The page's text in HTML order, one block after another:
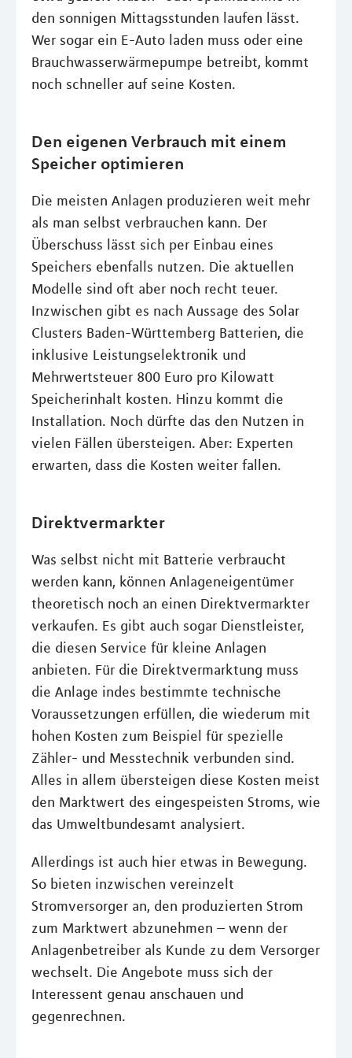
den sonnigen Mittagsstunden laufen lässt.
Wer sogar ein E-Auto laden muss oder eine
Brauchwasserwärmepumpe betreibt, kommt
noch schneller auf seine Kosten.
Den eigenen Verbrauch mit einem
Speicher optimieren
Die meisten Anlagen produzieren weit mehr
als man selbst verbrauchen kann. Der
Überschuss lässt sich per Einbau eines
Speichers ebenfalls nutzen. Die aktuellen
Modelle sind oft aber noch recht teuer.
Inzwischen gibt es nach Aussage des Solar
Clusters Baden-Württemberg Batterien, die
inklusive Leistungselektronik und
Mehrwertsteuer 800 Euro pro Kilowatt
Speicherinhalt kosten. Hinzu kommt die
Installation. Noch dürfte das den Nutzen in
vielen Fällen übersteigen. Aber: Experten
erwarten, dass die Kosten weiter fallen.
Direktvermarkter
Was selbst nicht mit Batterie verbraucht
werden kann, können Anlageneigentümer
theoretisch noch an einen Direktvermarkter
verkaufen. Es gibt auch sogar Dienstleister,
die diesen Service für kleine Anlagen
anbieten. Für die Direktvermarktung muss
die Anlage indes bestimmte technische
Voraussetzungen erfüllen, die wiederum mit
hohen Kosten zum Beispiel für spezielle
Zähler- und Messtechnik verbunden sind.
Alles in allem übersteigen diese Kosten meist
den Marktwert des eingespeisten Stroms, wie
das Umweltbundesamt analysiert.
Allerdings ist auch hier etwas in Bewegung.
So bieten inzwischen vereinzelt
Stromversorger an, den produzierten Strom
zum Marktwert abzunehmen – wenn der
Anlagenbetreiber als Kunde zu dem Versorger
wechselt. Die Angebote muss sich der
Interessent genau anschauen und
gegenrechnen.